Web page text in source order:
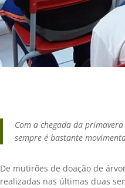
Com a chegada da
sempre é bastante
De mutirões de doação de
realizadas nas últimas duas